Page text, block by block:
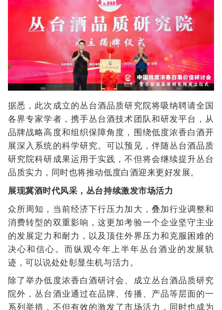
据悉，此次成立的丛台酒品质研究院将吸纳聘请全国
各界专家学者，携手丛台酒技术团队和研发平台，从
品牌战略高度和组织保障角度，围绕低度浓香白酒开
展深入系统的科学研究。可以预见，伴随丛台酒品质
研究院科研成果运用于实践，不但将会继续提升丛台
品质实力，同时也将推动低度白酒迎来更好发展。
展现冀酒时代风采，丛台持续激发市场活力
众所周知，当前经济下行压力加大，叠加行业调整和
消费转型的双重影响，这更加考验一个企业坚守主业
的发展定力和耐力，以及顶住外界压力和克服困难的
决心和信心。而纵观今年上半年丛台酒业的发展轨
迹，可以说处处彰显生机与活力。
除了举办低度浓香白酒研讨会、成立丛台酒品质研究
院外，丛台酒业通过在品牌、传播、产品等层面的一
系列举措，不但有效的激发了市场活力，同时也成为